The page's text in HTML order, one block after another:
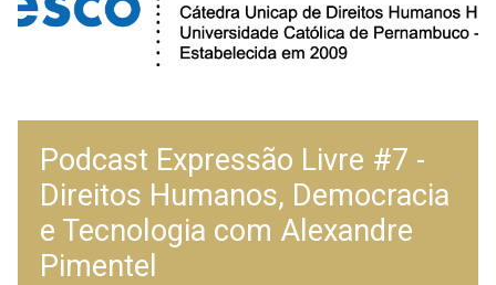
Podcast Expressão Livre #7 -
Direitos Humanos, Democracia
e Tecnologia com Alexandre
Pimentel